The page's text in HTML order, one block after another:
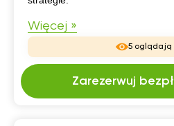
Więcej »
5 oglądają
Zarezerwuj